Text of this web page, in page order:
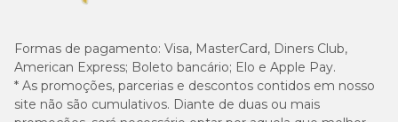
3 - 4 meses 3 sachês
Formas de pagamento: Visa, MasterCard, Diners Club,
American Express; Boleto bancário; Elo e Apple Pay.
* As promoções, parcerias e descontos contidos em nosso
site não são cumulativos. Diante de duas ou mais